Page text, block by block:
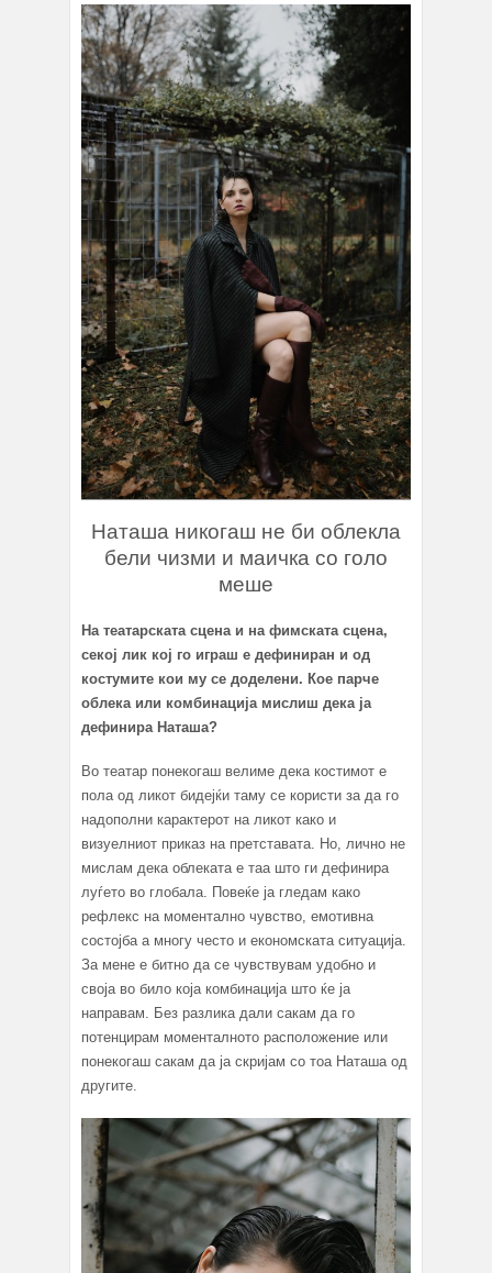
Наташа никогаш не би облекла
бели чизми и маичка со голо
меше
На театарската сцена и на фимската сцена,
секој лик кој го играш е дефиниран и од
костумите кои му се доделени. Кое парче
облека или комбинација мислиш дека ја
дефинира Наташа?
Во театар понекогаш велиме дека костимот е
пола од ликот бидејќи таму се користи за да го
надополни карактерот на ликот како и
визуелниот приказ на претставата. Но, лично не
мислам дека облеката е таа што ги дефинира
луѓето во глобала. Повеќе ја гледам како
рефлекс на моментално чувство, емотивна
состојба а многу често и економската ситуација.
За мене е битно да се чувствувам удобно и
своја во било која комбинација што ќе ја
направам. Без разлика дали сакам да го
потенцирам моменталното расположение или
понекогаш сакам да ја скријам со тоа Наташа од
другите.